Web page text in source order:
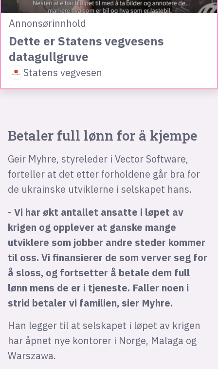
Annonsørinnhold
Dette er Statens vegvesens
datagullgruve
Statens vegvesen
Betaler full lønn for å kjempe
Geir Myhre, styreleder i Vector Software,
forteller at det etter forholdene går bra for
de ukrainske utviklerne i selskapet hans.
- Vi har økt antallet ansatte i løpet av
krigen og opplever at ganske mange
utviklere som jobber andre steder kommer
til oss. Vi finansierer de som verver seg for
å sloss, og fortsetter å betale dem full
lønn mens de er i tjeneste. Faller noen i
strid betaler vi familien, sier Myhre.
Han legger til at selskapet i løpet av krigen
har åpnet nye kontorer i Norge, Malaga og
Warszawa.